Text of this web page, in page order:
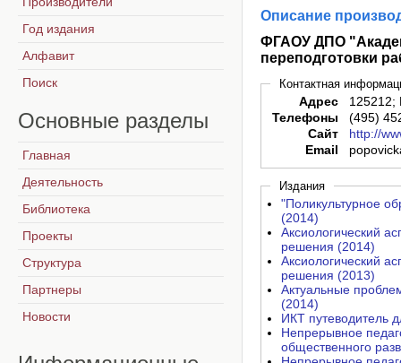
Описание
ФГАОУ ДПО
переподготовки
Контактная
Адрес
125212;
Телефоны
(495)
Сайт
http://
Email
Издания
"Поликультурное
(2014)
Аксиологический
решения (2014)
Аксиологический
решения (2013)
Актуальные
(2014)
ИКТ путеводитель
Непрерывное
общественного
Год издания
Алфавит
Поиск
Основные разделы
Главная
Деятельность
Библиотека
Проекты
Структура
Партнеры
Новости